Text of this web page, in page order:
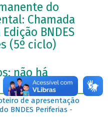
do
Chamada
BNDES
(5º ciclo)
não há
de apresentação
BNDES Periferias -